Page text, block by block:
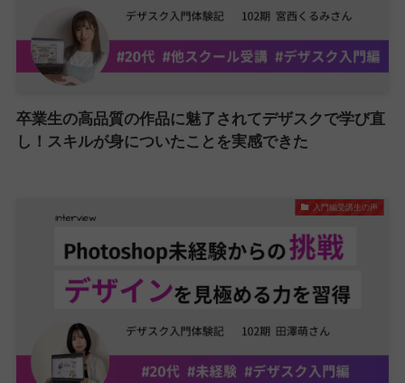
卒業生の高品質の作品に魅了されてデザスクで学び直
し！スキルが身についたことを実感できた
入門編受講生の声